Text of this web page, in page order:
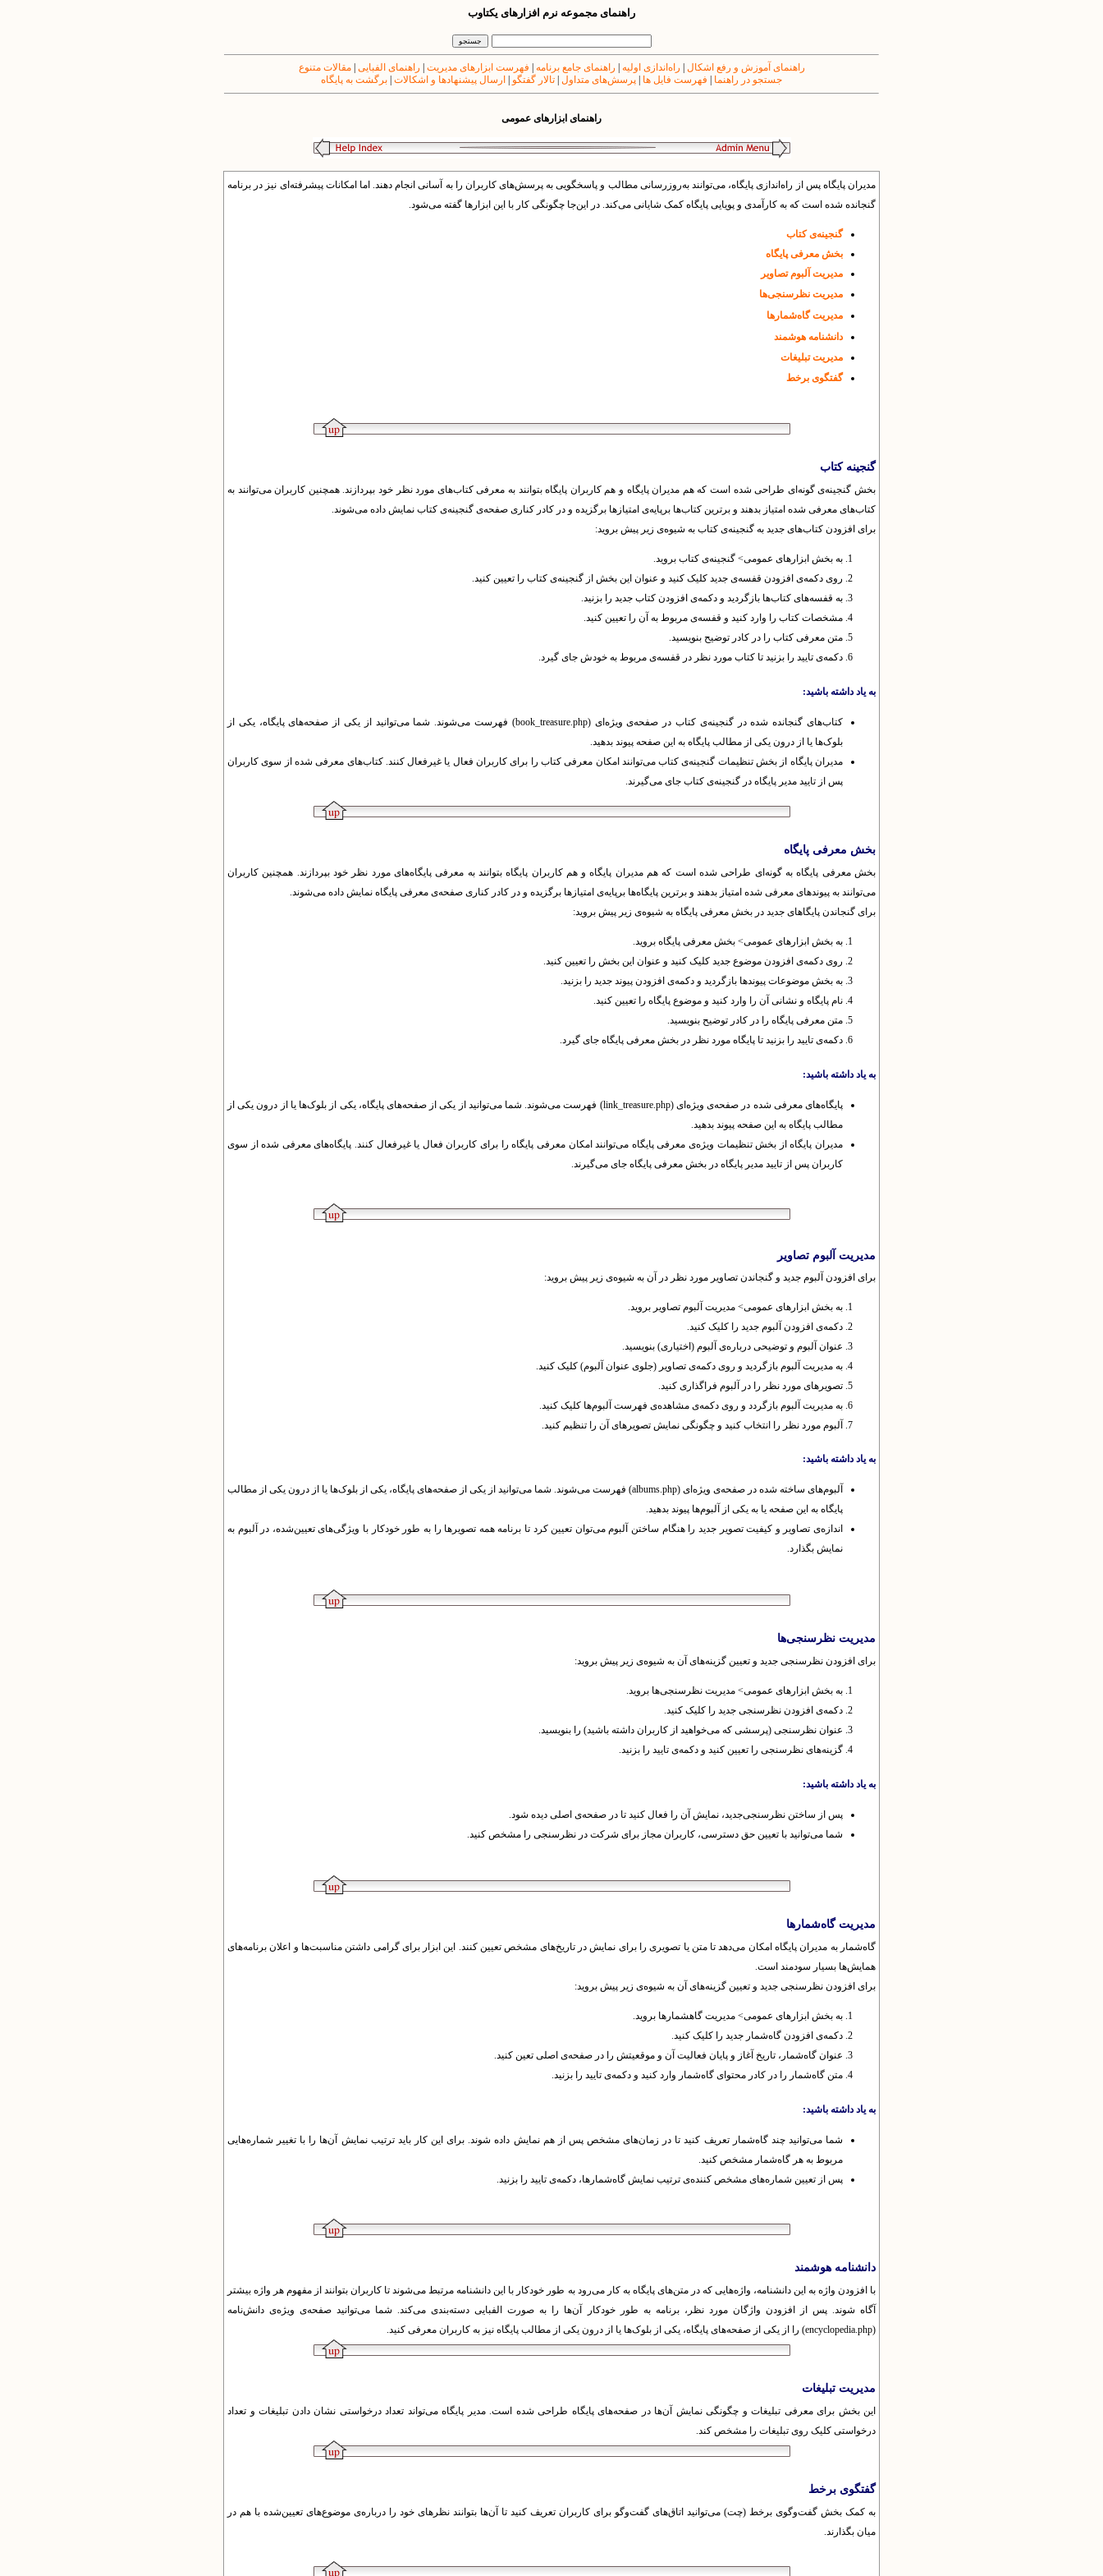
راهنمای مجموعه نرم افزارهای یکتاوب
راهنمای آموزش و رفع اشکال راه‌اندازی اولیه راهنمای جامع برنامه فهرست ابزارهای مدیریت راهنمای الفبایی |مقالات متنوع
جستجو در راهنما
فهرست فایل ها پرسش‌های متداول تالار گفتگو ارسال پیشنهادها و اشکالات برگشت به پایگاه
راهنمای ابزارهای عمومی
مدیران پایگاه پس از راه‌اندازی پایگاه، می‌توانند به‌روزرسانی مطالب و پاسخگویی به پرسش‌های کاربران را به آسانی انجام دهند. اما امکانات پیشرفته‌ای نیز در برنامه
گنجانده شده است که به کارآمدی و پویایی پایگاه کمک شایانی می‌کند. در این‌جا چگونگی کار با این ابزارها گفته می‌شود.
گنجینه‌ی کتاب
بخش معرفى پایگاه
مدیریت آلبوم‌ تصاویر
مدیریت نظرسنجی‌ها
مدیریت گاه‌شمار‌ها
دانشنامه هوشمند
مدیریت تبلیغات
گفتگوی برخط
گنجینه کتاب
بخش گنجینه‌ی گونه‌ای طراحی شده است که هم مدیران پایگاه و هم کاربران پایگاه بتوانند به معرفی کتاب‌های مورد نظر خود بپردازند. همچنین کاربران می‌توانند به
کتاب‌های معرفی شده امتیاز بدهند و برترین کتاب‌ها برپایه‌ی امتیازها برگزیده و در کادر کناری صفحه‌ی گنجینه‌ی کتاب نمایش داده می‌شوند.
برای افزودن کتاب‌های جدید به گنجینه‌ی کتاب به شیوه‌ی زیر پیش بروید:
به بخش ابزارهای عمومی> گنجینه‌ی کتاب بروید.
روی دکمه‌ی افزودن قفسه‌ی جدید کلیک کنید و عنوان این بخش از گنجینه‌ی کتاب را تعیین کنید.
به قفسه‌های کتاب‌ها بازگردید و دکمه‌ی افزودن کتاب جدید را بزنید.
مشخصات کتاب را وارد کنید و قفسه‌ی مربوط به آن را تعیین کنید.
متن معرفی کتاب را در کادر توضیح بنویسید.
دکمه‌ی تایید را بزنید تا کتاب مورد نظر در قفسه‌ی مربوط به خودش جای گیرد.
به یاد داشته باشید:
کتاب‌های گنجانده شده در گنجینه‌ی کتاب در صفحه‌ی ویژه‌ای (book_treasure.php) فهرست می‌شوند. شما می‌توانید از یکی از صفحه‌های پایگاه، یکی از
بلوک‌ها یا از درون یکی از مطالب پایگاه به این صفحه پیوند بدهید.
مدیران پایگاه از بخش تنظیمات گنجینه‌ی کتاب می‌توانند امکان معرفی کتاب را برای کاربران فعال یا غیرفعال کنند. کتاب‌های معرفی شده از سوی کاربران
پس از تایید مدیر پایگاه در گنجینه‌ی کتاب جای می‌گیرند.
بخش معرفى پایگاه
بخش معرفی پایگاه به گونه‌ای طراحی شده است که هم مدیران پایگاه و هم کاربران پایگاه بتوانند به معرفی پایگاه‌های مورد نظر خود بپردازند. همچنین کاربران
می‌توانند به پیوندهای معرفی شده امتیاز بدهند و برترین پایگاه‌ها برپایه‌ی امتیازها برگزیده و در کادر کناری صفحه‌ی معرفی پایگاه نمایش داده می‌شوند.
برای گنجاندن پایگا‌های جدید در بخش معرفی پایگاه به شیوه‌ی زیر پیش بروید:
به بخش ابزارهای عمومی> بخش معرفى پایگاه بروید.
روی دکمه‌ی افزودن موضوع جدید کلیک کنید و عنوان این بخش را تعیین کنید.
به بخش موضوعات پیوند‌ها بازگردید و دکمه‌ی افزودن پیوند جدید را بزنید.
نام پایگاه و نشانی آن را وارد کنید و موضوع پایگاه را تعیین کنید.
متن معرفی پایگاه را در کادر توضیح بنویسید.
دکمه‌ی تایید را بزنید تا پایگاه مورد نظر در بخش معرفی پایگاه جای گیرد.
به یاد داشته باشید:
پایگاه‌های معرفی شده در صفحه‌ی ویژه‌ای (link_treasure.php) فهرست می‌شوند. شما می‌توانید از یکی از صفحه‌های پایگاه، یکی از بلوک‌ها یا از درون یکی از
مطالب پایگاه به این صفحه پیوند بدهید.
مدیران پایگاه از بخش تنظیمات ویژه‌ی معرفی پایگاه می‌توانند امکان معرفی پایگاه را برای کاربران فعال یا غیرفعال کنند. پایگاه‌های معرفی شده از سوی
کاربران پس از تایید مدیر پایگاه در بخش معرفی پایگاه جای می‌گیرند.
مدیریت آلبوم‌ تصاویر
برای افزودن آلبوم جدید و گنجاندن تصاویر مورد نظر در آن به شیوه‌ی زیر پیش بروید:
به بخش ابزارهای عمومی> مدیریت آلبوم تصاویر بروید.
دکمه‌ی افزودن آلبوم جدید را کلیک کنید.
عنوان آلبوم و توضیحی درباره‌ی آلبوم (اختیاری) بنویسید.
به مدیریت آلبوم بازگردید و روی دکمه‌ی تصاویر (جلوی عنوان آلبوم) کلیک کنید.
تصویرهای مورد نظر را در آلبوم فراگذاری کنید.
به مدیریت آلبوم بازگردد و روی دکمه‌ی مشاهده‌ی فهرست آلبوم‌ها کلیک کنید.
آلبوم مورد نظر را انتخاب کنید و چگونگی نمایش تصویرهای آن را تنظیم کنید.
به یاد داشته باشید:
آلبوم‌های ساخته شده در صفحه‌ی ویژه‌ای (albums.php) فهرست می‌شوند. شما می‌توانید از یکی از صفحه‌های پایگاه، یکی از بلوک‌ها یا از درون یکی از مطالب
پایگاه به این صفحه‌ یا به یکی از آلبوم‌ها پیوند بدهید.
اندازه‌ی تصاویر و کیفیت تصویر جدید را هنگام ساختن آلبوم می‌توان تعیین کرد تا برنامه همه تصویرها را به طور خودکار با ویژگی‌های تعیین‌شده، در آلبوم به
نمایش بگذارد.
مدیریت نظرسنجی‌ها
برای افزودن نظرسنجی جدید و تعیین گزینه‌های آن به شیوه‌ی زیر پیش بروید:
به بخش ابزارهای عمومی> مدیریت نظرسنجی‌ها بروید.
دکمه‌ی افزودن نظرسنجی جدید را کلیک کنید.
عنوان نظرسنجی (پرسشی که می‌خواهید از کاربران داشته باشید) را بنویسید.
گزینه‌های نظرسنجی را تعیین کنید و دکمه‌ی تایید را بزنید.
به یاد داشته باشید:
پس از ساختن نظرسنجی‌جدید، نمایش آن‌ را فعال کنید تا در صفحه‌ی اصلی دیده شود.
شما می‌توانید با تعیین حق دسترسی، کاربران مجاز برای شرکت در نظرسنجی را مشخص کنید.
مدیریت گاه‌شمار‌ها
گاه‌شمار به مدیران پایگاه امکان می‌دهد تا متن یا تصویری را برای نمایش در تاریخ‌های مشخص تعیین کنند. این ابزار برای گرامی داشتن مناسبت‌ها و اعلان برنامه‌های
همایش‌ها بسیار سودمند است.
برای افزودن نظرسنجی جدید و تعیین گزینه‌های آن به شیوه‌ی زیر پیش بروید:
به بخش ابزارهای عمومی> مدیریت گاهشمار‌ها بروید.
دکمه‌ی افزودن گاه‌شمار جدید را کلیک کنید.
عنوان گاه‌شمار، تاریخ آغاز و پایان فعالیت آن و موقعیتش را در صفحه‌ی اصلی تعین کنید.
متن گاه‌شمار را در کادر محتوای گاه‌شمار وارد کنید و دکمه‌ی تایید را بزنید.
به یاد داشته باشید:
شما می‌توانید چند گاه‌شمار تعریف کنید تا در زمان‌های مشخص پس از هم نمایش داده شوند. برای این کار باید ترتیب نمایش آن‌ها را با تغییر شماره‌هایی
مربوط به هر گاه‌شمار مشخص کنید.
پس از تعیین شماره‌‌های مشخص کننده‌ی ترتیب نمایش گاه‌شمارها، دکمه‌ی تایید را بزنید.
دانشنامه هوشمند
با افزودن واژه به این دانشنامه، واژه‌هایی که در متن‌های پایگاه به کار می‌رود به طور خودکار با این دانشنامه مرتبط می‌شوند تا کاربران بتوانند از مفهوم هر واژه بیشتر
آگاه شوند. پس از افزودن واژگان مورد نظر، برنامه به طور خودکار آن‌ها را به صورت الفبایی دسته‌بندی می‌کند. شما می‌توانید صفحه‌ی ویژه‌ی دانش‌نامه
(encyclopedia.php) را از یکی از صفحه‌های پایگاه، یکی از بلوک‌ها یا از درون یکی از مطالب پایگاه نیز به کاربران معرفی کنید.
مدیریت تبلیغات
این بخش برای معرفی تبلیغات و چگونگی نمایش آن‌ها در صفحه‌های پایگاه طراحی شده است. مدیر پایگاه می‌تواند تعداد درخواستی نشان دادن تبلیغات و تعداد
درخواستی کلیک روی تبلیغات را مشخص کند.
گفتگوی برخط
به کمک بخش گفت‌وگوی برخط (چت) می‌توانید اتاق‌های گفت‌وگو برای کاربران تعریف کنید تا آن‌ها بتوانند نظرهای خود را درباره‌ی موضوع‌های تعیین‌شده با هم در
میان بگذارند.